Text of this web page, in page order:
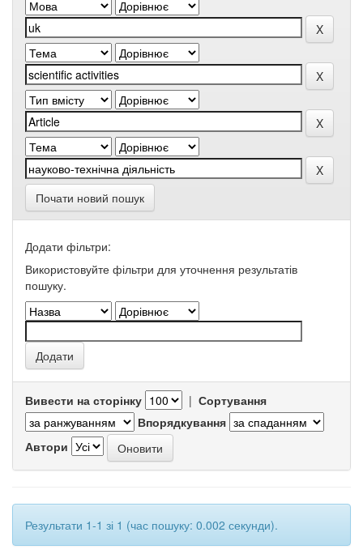
Почати новий пошук
Додати фільтри:
Використовуйте фільтри для уточнення результатів
пошуку.
Вивести на сторінку | Сортування
Впорядкування
Автори
Результати 1-1 зі 1 (час пошуку: 0.002 секунди).